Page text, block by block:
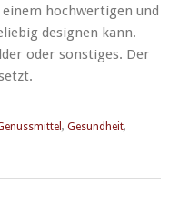
hochwertigen und
designen kann.
oder sonstiges. Der
, Gesundheit,